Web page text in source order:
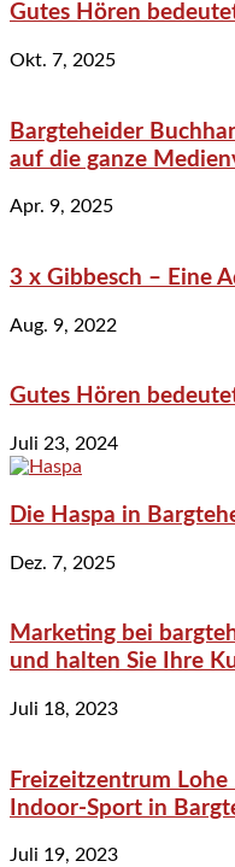
Gutes Hören
Okt. 7, 2025
Bargteheider
auf die ganze
Apr. 9, 2025
3 x Gibbesch – Eine
Aug. 9, 2022
Gutes Hören
Juli 23, 2024
Die Haspa in
Dez. 7, 2025
Marketing bei
und halten Sie Ihre
Juli 18, 2023
Freizeitzentrum
Indoor-Sport in
Juli 19, 2023